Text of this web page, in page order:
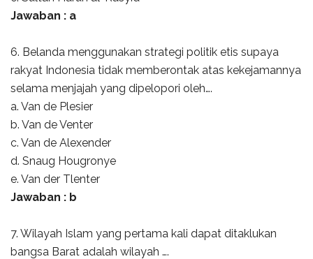
Jawaban : a
6. Belanda menggunakan strategi politik etis supaya
rakyat Indonesia tidak memberontak atas kekejamannya
selama menjajah yang dipelopori oleh….
a. Van de Plesier
b. Van de Venter
c. Van de Alexender
d. Snaug Hougronye
e. Van der Tlenter
Jawaban : b
7. Wilayah Islam yang pertama kali dapat ditaklukan
bangsa Barat adalah wilayah ….